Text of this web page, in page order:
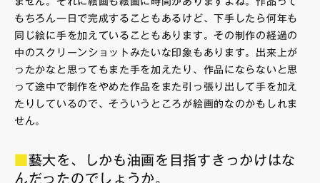
もちろん一日で完成することもあるけど、下手したら何年も
同じ絵に手を加えていることもあります。その制作の経過の
中のスクリーンショットみたいな印象もあります。出来上が
ったかなと思ってもまた手を加えたり、作品にならないと思
って途中で制作をやめた作品をまた引っ張り出して手を加え
たりしているので、そういうところが絵画的なのかもしれま
せん。
藝大を、しかも油画を目指すきっかけはな
んだったのでしょうか。